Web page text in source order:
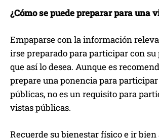
¿Cómo se puede preparar para una
Empaparse con la información
irse preparado para participar con su
que así lo desea. Aunque es
prepare una ponencia para
públicas, no es un requisito para
vistas públicas.
Recuerde su bienestar físico e ir